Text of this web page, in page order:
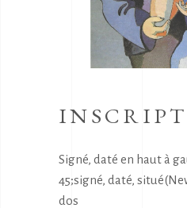
Signé, daté en haut à
45;signé, daté,
dos